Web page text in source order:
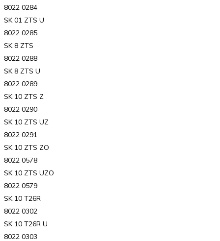
8022 0284
SK 01 ZTS U
8022 0285
SK 8 ZTS
8022 0288
SK 8 ZTS U
8022 0289
SK 10 ZTS Z
8022 0290
SK 10 ZTS UZ
8022 0291
SK 10 ZTS ZO
8022 0578
SK 10 ZTS UZO
8022 0579
SK 10 T26R
8022 0302
SK 10 T26R U
8022 0303